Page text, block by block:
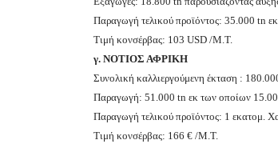
Παραγωγή τελικού προϊόντος: 35.000 tn
Τιμή κονσέρβας: 103 USD /Μ.Τ.
γ. ΝΟΤΙΟΣ ΑΦΡΙΚΗ
Συνολική καλλιεργούμενη έκταση :
Παραγωγή: 51.000 tn εκ των οποίων
Παραγωγή τελικού προϊόντος: 1 εκατομ.
Τιμή κονσέρβας: 166 € /Μ.Τ.